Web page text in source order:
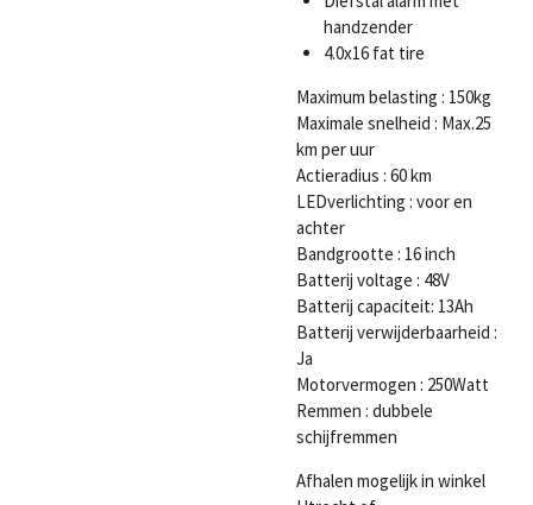
handzender
4.0x16 fat tire
Maximum belasting : 150kg
Maximale snelheid : Max.25
km per uur
Actieradius : 60 km
LEDverlichting : voor en
achter
Bandgrootte : 16 inch
Batterij voltage : 48V
Batterij capaciteit: 13Ah
Batterij verwijderbaarheid :
Ja
Motorvermogen : 250Watt
Remmen : dubbele
schijfremmen
Afhalen mogelijk in winkel